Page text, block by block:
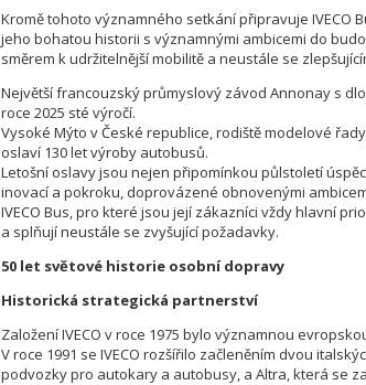
Kromě tohoto významného setkání připravuje IVECO
jeho bohatou historii s významnými ambicemi do
směrem k udržitelnější mobilitě a neustále se
Největší francouzský průmyslový závod Annonay s
roce 2025 sté výročí.
Vysoké Mýto v České republice, rodiště modelové
oslaví 130 let výroby autobusů.
Letošní oslavy jsou nejen připomínkou půlstoletí
inovací a pokroku, doprovázené obnovenými
IVECO Bus, pro které jsou její zákazníci vždy hlavní
a splňují neustále se zvyšující požadavky.
50 let světové historie osobní dopravy
Historická strategická partnerství
Založení IVECO v roce 1975 bylo významnou
V roce 1991 se IVECO rozšířilo začleněním dvou
podvozky pro autokary a autobusy, a Altra, která se